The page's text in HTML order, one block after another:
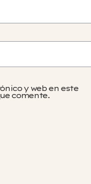
y web en este
comente.